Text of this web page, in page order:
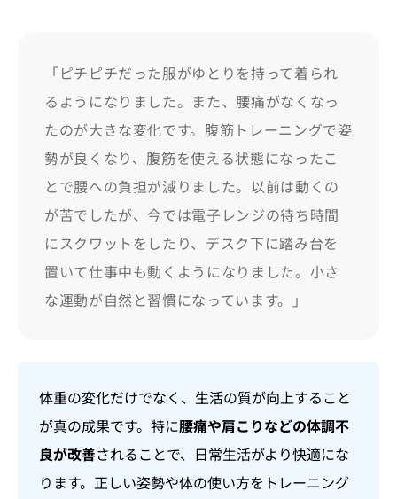
「ピチピチだった服がゆとりを持って着られ
るようになりました。また、腰痛がなくなっ
たのが大きな変化です。腹筋トレーニングで姿
勢が良くなり、腹筋を使える状態になったこ
とで腰への負担が減りました。以前は動くの
が苦でしたが、今では電子レンジの待ち時間
にスクワットをしたり、デスク下に踏み台を
置いて仕事中も動くようになりました。小さ
な運動が自然と習慣になっています。」
体重の変化だけでなく、生活の質が向上すること
が真の成果です。特に腰痛や肩こりなどの体調不
良が改善されることで、日常生活がより快適にな
ります。正しい姿勢や体の使い方をトレーニング